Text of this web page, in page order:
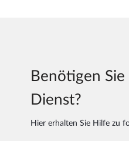
Benötigen
Dienst?
Hier erhalten Sie Hilfe zu